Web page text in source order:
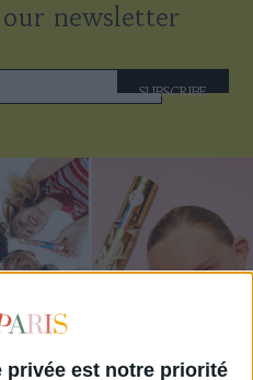
privée est notre priorité
newsletter
SUBSCRIBE